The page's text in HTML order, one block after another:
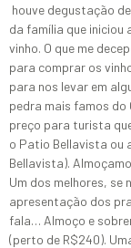
houve degustação
da família que iniciou
vinho. O que me
para comprar os
para nos levar em
pedra mais famos do
preço para turista
o Patio Bellavista ou
Bellavista).
Um dos melhores, se
apresentação dos
fala… Almoço e
(perto de R$240).